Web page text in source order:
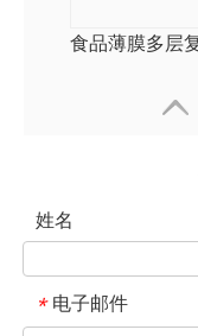
姓名
* 电子邮件